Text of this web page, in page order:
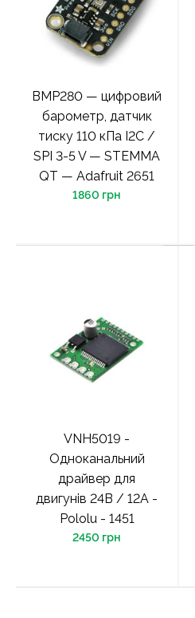
BMP280 — цифровий
барометр, датчик
тиску 110 кПа I2C /
SPI 3-5 V — STEMMA
QT — Adafruit 2651
1860 грн
VNH5019 -
Одноканальний
драйвер для
двигунів 24В / 12А -
Pololu - 1451
2450 грн